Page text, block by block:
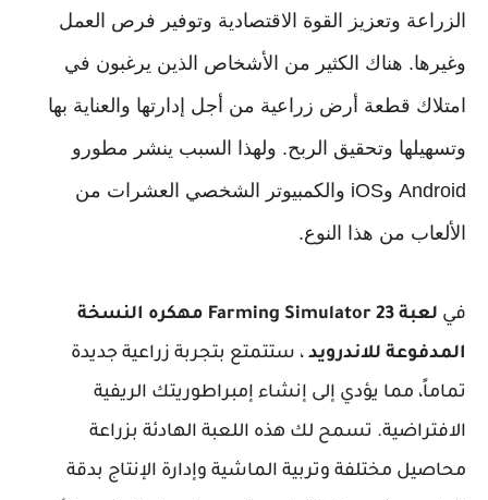
الزراعة وتعزيز القوة الاقتصادية وتوفير فرص العمل
وغيرها. هناك الكثير من الأشخاص الذين يرغبون في
امتلاك قطعة أرض زراعية من أجل إدارتها والعناية بها
وتسهيلها وتحقيق الربح. ولهذا السبب ينشر مطورو
Android وiOS والكمبيوتر الشخصي العشرات من
الألعاب من هذا النوع.
في
لعبة Farming Simulator 23 مهكره النسخة
المدفوعة للاندرويد ، ستتمتع بتجربة زراعية جديدة
تماماً، مما يؤدي إلى إنشاء إمبراطوريتك الريفية
الافتراضية. تسمح لك هذه اللعبة الهادئة بزراعة
محاصيل مختلفة وتربية الماشية وإدارة الإنتاج بدقة